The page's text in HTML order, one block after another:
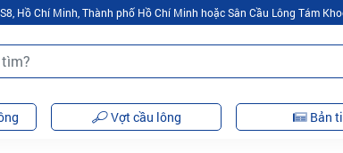
Hồ Chí Minh, Thành phố Hồ Chí Minh hoặc Sân Cầu Lông Tám
Vợt cầu lông Bản